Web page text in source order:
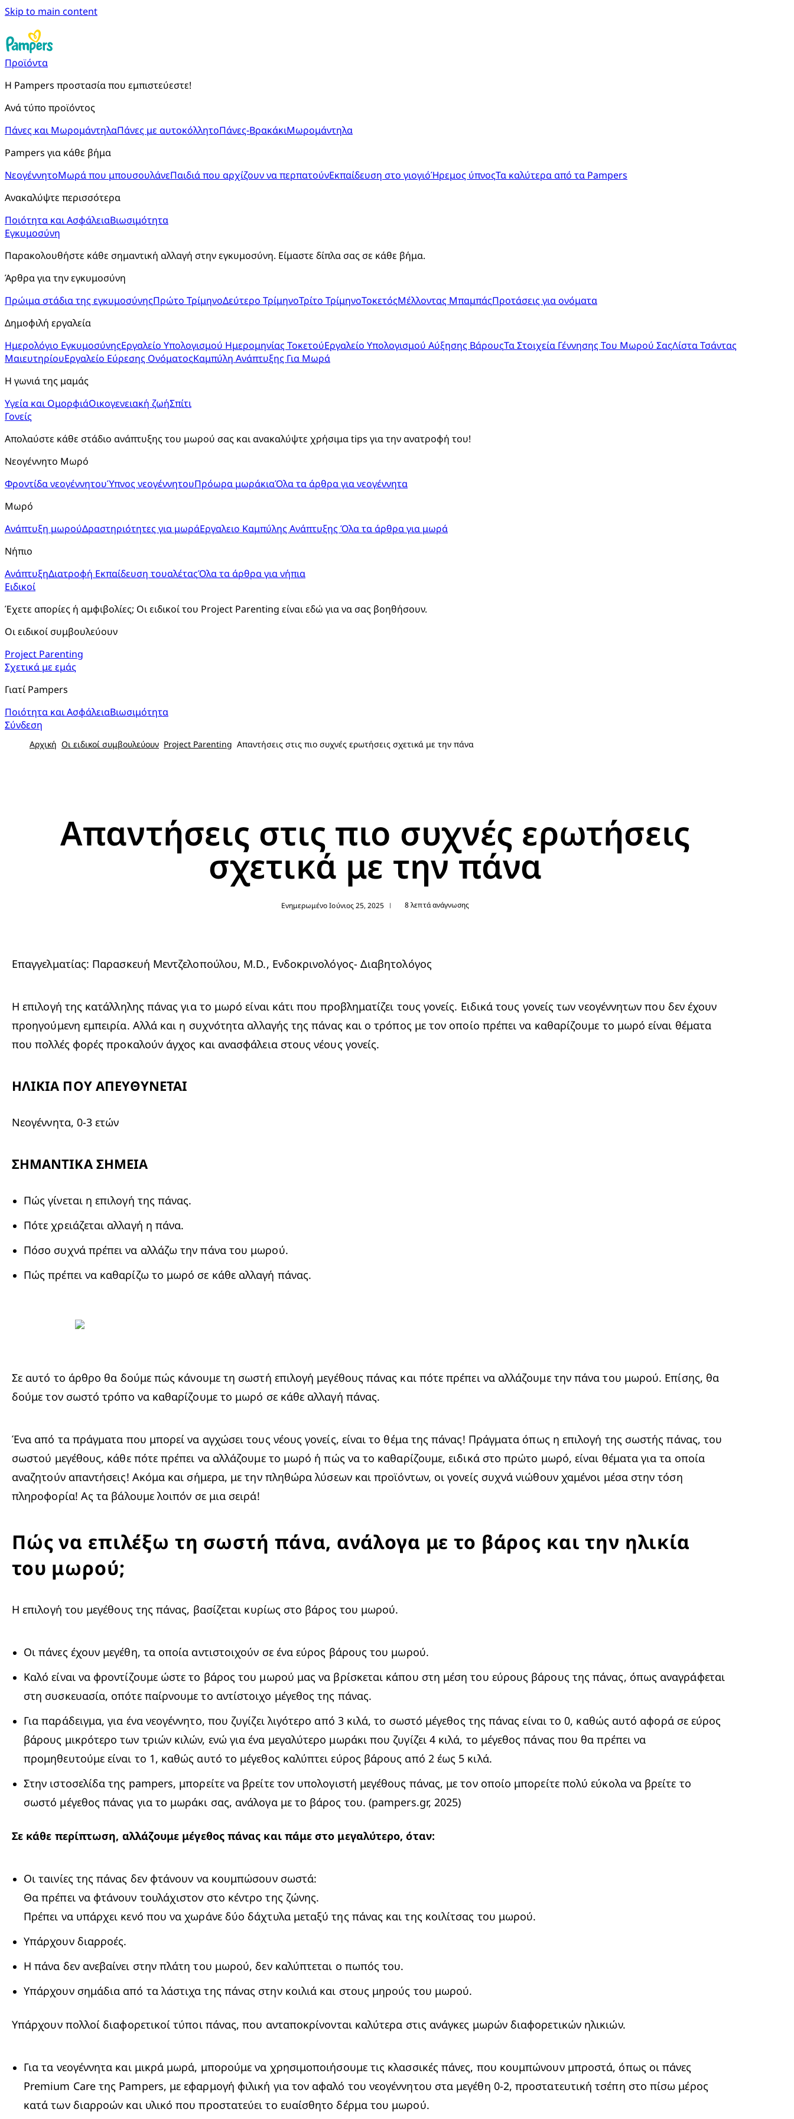
Skip to main content
Προϊόντα
Η Pampers προστασία που εμπιστεύεστε!
Ανά τύπο προϊόντος
Πάνες και ΜωρομάντηλαΠάνες με αυτοκόλλητοΠάνες-ΒρακάκιΜωρομάντηλα
Pampers για κάθε βήμα
ΝεογέννητοΜωρά που μπουσουλάνεΠαιδιά που αρχίζουν να περπατούνΕκπαίδευση στο γιογιόΉρεμος ύπνοςΤα καλύτερα από τα Pampers
Ανακαλύψτε περισσότερα
Ποιότητα και ΑσφάλειαΒιωσιμότητα
Εγκυμοσύνη
Παρακολουθήστε κάθε σημαντική αλλαγή στην εγκυμοσύνη. Είμαστε δίπλα σας σε κάθε βήμα.
Άρθρα για την εγκυμοσύνη
Πρώιμα στάδια της εγκυμοσύνηςΠρώτο ΤρίμηνοΔεύτερο ΤρίμηνοΤρίτο ΤρίμηνοΤοκετόςΜέλλοντας ΜπαμπάςΠροτάσεις για ονόματα
Δημοφιλή εργαλεία
Ημερολόγιο ΕγκυμοσύνηςΕργαλείο Υπολογισμού Ημερομηνίας ΤοκετούΕργαλείο Υπολογισμού Αύξησης ΒάρουςΤα Στοιχεία Γέννησης Του Μωρού ΣαςΛίστα Τσάντας
ΜαιευτηρίουΕργαλείο Εύρεσης ΟνόματοςΚαμπύλη Ανάπτυξης Για Μωρά
Η γωνιά της μαμάς
Υγεία και ΟμορφιάΟικογενειακή ζωήΣπίτι
Γονείς
Απολαύστε κάθε στάδιο ανάπτυξης του μωρού σας και ανακαλύψτε χρήσιμα tips για την ανατροφή του!
Νεογέννητο Μωρό
Φροντίδα νεογέννητουΎπνος νεογέννητουΠρόωρα μωράκιαΌλα τα άρθρα για νεογέννητα
Μωρό
Ανάπτυξη μωρούΔραστηριότητες για μωράΕργαλειο Καμπύλης Ανάπτυξης Όλα τα άρθρα για μωρά
Νήπιο
ΑνάπτυξηΔιατροφή Εκπαίδευση τουαλέταςΌλα τα άρθρα για νήπια
Ειδικοί
Έχετε απορίες ή αμφιβολίες; Οι ειδικοί του Project Parenting είναι εδώ για να σας βοηθήσουν.
Οι ειδικοί συμβουλεύουν
Project Parenting
Σχετικά με εμάς
Γιατί Pampers
Ποιότητα και ΑσφάλειαΒιωσιμότητα
Σύνδεση
Αρχική Οι ειδικοί συμβουλεύουν Project Parenting Απαντήσεις στις πιο συχνές ερωτήσεις σχετικά με την πάνα
Απαντήσεις στις πιο συχνές ερωτήσεις
σχετικά με την πάνα
Ενημερωμένο Ιούνιος 25, 2025 | 8 λεπτά ανάγνωσης
Επαγγελματίας: Παρασκευή Μεντζελοπούλου, M.D., Ενδοκρινολόγος- Διαβητολόγος
Η επιλογή της κατάλληλης πάνας για το μωρό είναι κάτι που προβληματίζει τους γονείς. Ειδικά τους γονείς των νεογέννητων που δεν έχουν
προηγούμενη εμπειρία. Αλλά και η συχνότητα αλλαγής της πάνας και ο τρόπος με τον οποίο πρέπει να καθαρίζουμε το μωρό είναι θέματα
που πολλές φορές προκαλούν άγχος και ανασφάλεια στους νέους γονείς.
ΗΛΙΚΙΑ ΠΟΥ ΑΠΕΥΘΥΝΕΤΑΙ
Νεογέννητα, 0-3 ετών
ΣΗΜΑΝΤΙΚΑ ΣΗΜΕΙΑ
Πώς γίνεται η επιλογή της πάνας.
Πότε χρειάζεται αλλαγή η πάνα.
Πόσο συχνά πρέπει να αλλάζω την πάνα του μωρού.
Πώς πρέπει να καθαρίζω το μωρό σε κάθε αλλαγή πάνας.
Σε αυτό το άρθρο θα δούμε πώς κάνουμε τη σωστή επιλογή μεγέθους πάνας και πότε πρέπει να αλλάζουμε την πάνα του μωρού. Επίσης, θα
δούμε τον σωστό τρόπο να καθαρίζουμε το μωρό σε κάθε αλλαγή πάνας.
Ένα από τα πράγματα που μπορεί να αγχώσει τους νέους γονείς, είναι το θέμα της πάνας! Πράγματα όπως η επιλογή της σωστής πάνας, του
σωστού μεγέθους, κάθε πότε πρέπει να αλλάζουμε το μωρό ή πώς να το καθαρίζουμε, ειδικά στο πρώτο μωρό, είναι θέματα για τα οποία
αναζητούν απαντήσεις! Ακόμα και σήμερα, με την πληθώρα λύσεων και προϊόντων, οι γονείς συχνά νιώθουν χαμένοι μέσα στην τόση
πληροφορία! Ας τα βάλουμε λοιπόν σε μια σειρά!
Πώς να επιλέξω τη σωστή πάνα, ανάλογα με το βάρος και την ηλικία
του μωρού;
Η επιλογή του μεγέθους της πάνας, βασίζεται κυρίως στο βάρος του μωρού.
Οι πάνες έχουν μεγέθη, τα οποία αντιστοιχούν σε ένα εύρος βάρους του μωρού.
Καλό είναι να φροντίζουμε ώστε το βάρος του μωρού μας να βρίσκεται κάπου στη μέση του εύρους βάρους της πάνας, όπως αναγράφεται
στη συσκευασία, οπότε παίρνουμε το αντίστοιχο μέγεθος της πάνας.
Για παράδειγμα, για ένα νεογέννητο, που ζυγίζει λιγότερο από 3 κιλά, το σωστό μέγεθος της πάνας είναι το 0, καθώς αυτό αφορά σε εύρος
βάρους μικρότερο των τριών κιλών, ενώ για ένα μεγαλύτερο μωράκι που ζυγίζει 4 κιλά, το μέγεθος πάνας που θα πρέπει να
προμηθευτούμε είναι το 1, καθώς αυτό το μέγεθος καλύπτει εύρος βάρους από 2 έως 5 κιλά.
Στην ιστοσελίδα της pampers, μπορείτε να βρείτε τον υπολογιστή μεγέθους πάνας, με τον οποίο μπορείτε πολύ εύκολα να βρείτε το
σωστό μέγεθος πάνας για το μωράκι σας, ανάλογα με το βάρος του. (pampers.gr, 2025)
Σε κάθε περίπτωση, αλλάζουμε μέγεθος πάνας και πάμε στο μεγαλύτερο, όταν:
Οι ταινίες της πάνας δεν φτάνουν να κουμπώσουν σωστά:
Θα πρέπει να φτάνουν τουλάχιστον στο κέντρο της ζώνης.
Πρέπει να υπάρχει κενό που να χωράνε δύο δάχτυλα μεταξύ της πάνας και της κοιλίτσας του μωρού.
Υπάρχουν διαρροές.
Η πάνα δεν ανεβαίνει στην πλάτη του μωρού, δεν καλύπτεται ο πωπός του.
Υπάρχουν σημάδια από τα λάστιχα της πάνας στην κοιλιά και στους μηρούς του μωρού.
Υπάρχουν πολλοί διαφορετικοί τύποι πάνας, που ανταποκρίνονται καλύτερα στις ανάγκες μωρών διαφορετικών ηλικιών.
Premium Care της Pampers, με εφαρμογή φιλική για τον αφαλό του νεογέννητου στα μεγέθη 0-2, προστατευτική τσέπη στο πίσω μέρος
κατά των διαρροών και υλικό που προστατεύει το ευαίσθητο δέρμα του μωρού.